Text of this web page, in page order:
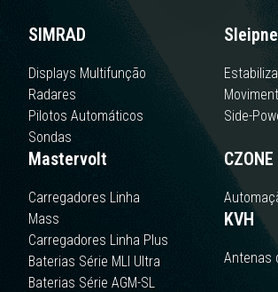
SIMRAD
Displays Multifunção
Radares
Pilotos Automáticos
Sondas
Side-
Mastervolt
Carregadores Linha
Mass
Carregadores Linha Plus
Baterias Série MLI Ultra
Baterias Série AGM-SL
CZONE
KVH
Antenas